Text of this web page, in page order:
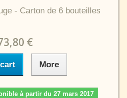
- Carton de 6 bouteilles
€
More
à partir du 27 mars 2017